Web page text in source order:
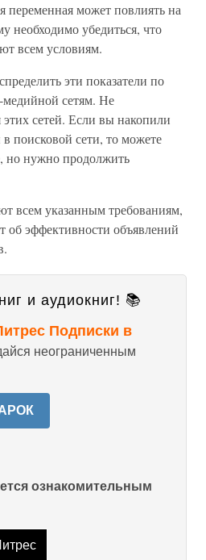
переменная может повлиять на
необходимо убедиться, что
всем условиям.
эти показатели по
медийной сетям. Не
сетей. Если вы накопили
поисковой сети, то можете
но нужно продолжить
всем указанным требованиям,
об эффективности объявлений
и аудиокниг! 📚
Подписки в
неограниченным
ознакомительным